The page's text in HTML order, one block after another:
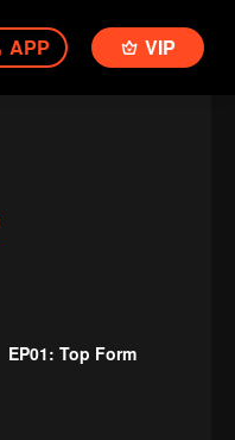
APP VIP
EP01: Top Form